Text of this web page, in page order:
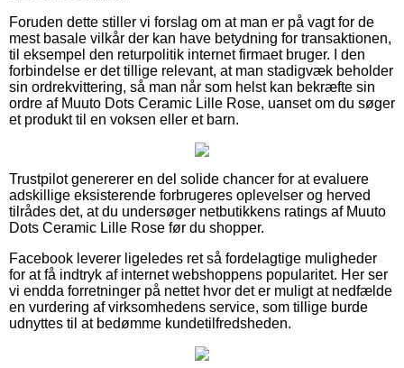
Foruden dette stiller vi forslag om at man er på vagt for de
mest basale vilkår der kan have betydning for transaktionen,
til eksempel den returpolitik internet firmaet bruger. I den
forbindelse er det tillige relevant, at man stadigvæk beholder
sin ordrekvittering, så man når som helst kan bekræfte sin
ordre af Muuto Dots Ceramic Lille Rose, uanset om du søger
et produkt til en voksen eller et barn.
Trustpilot genererer en del solide chancer for at evaluere
adskillige eksisterende forbrugeres oplevelser og herved
tilrådes det, at du undersøger netbutikkens ratings af Muuto
Dots Ceramic Lille Rose før du shopper.
Facebook leverer ligeledes ret så fordelagtige muligheder
for at få indtryk af internet webshoppens popularitet. Her ser
vi endda forretninger på nettet hvor det er muligt at nedfælde
en vurdering af virksomhedens service, som tillige burde
udnyttes til at bedømme kundetilfredsheden.